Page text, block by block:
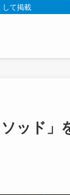
して掲載
ッド